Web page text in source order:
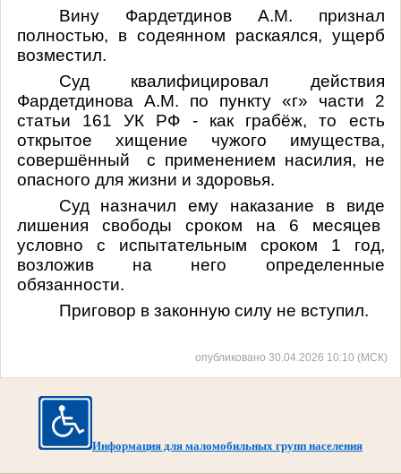
Вину Фардетдинов А.М. признал
полностью, в содеянном раскаялся, ущерб
возместил.
Суд квалифицировал действия
Фардетдинова А.М. по пункту «г» части 2
статьи 161 УК РФ - как грабёж, то есть
открытое хищение чужого имущества,
совершённый с применением насилия, не
опасного для жизни и здоровья.
Суд назначил ему наказание в виде
лишения свободы сроком на 6 месяцев
условно с испытательным сроком 1 год,
возложив на него определенные
обязанности.
Приговор в законную силу не вступил.
опубликовано 30.04.2026 10:10 (МСК)
Информация для маломобильных групп населения